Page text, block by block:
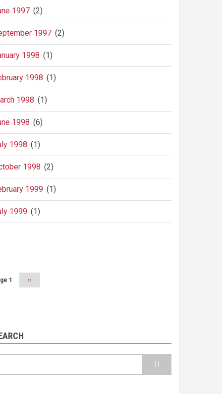
1997 (2)
1997 (2)
1998 (1)
1998 (1)
1998 (1)
1998 (6)
1998 (1)
1998 (2)
1999 (1)
1999 (1)
1
Next
page
››